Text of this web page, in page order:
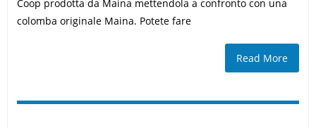
Coop prodotta da Maina mettendola a confronto con una
colomba originale Maina. Potete fare
Read More